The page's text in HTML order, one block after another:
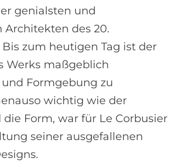
genialsten und
des 20.
zum heutigen Tag ist der
Werks maßgeblich
Formgebung zu
wichtig wie der
die Form, war für Le Corbusier
seiner ausgefallenen